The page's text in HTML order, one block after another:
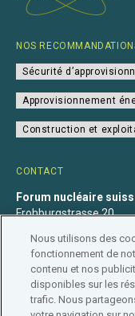
CONTACT
Forum nucléaire
Frohburgstrasse 20
+41 31 560 36 50
info@nuklearforum.ch
NOS
Sécurité
Approvisionnement
Construction et
Nous utilisons des
fonctionnement de
contenu et nos
disponibles sur les
trafic. Nous